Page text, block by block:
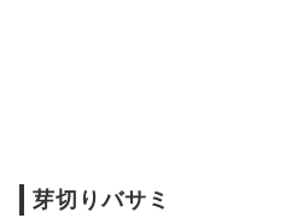
芽切りバサミ